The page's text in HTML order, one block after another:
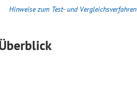
Hinweise zum Test- und Vergleichsverfahren